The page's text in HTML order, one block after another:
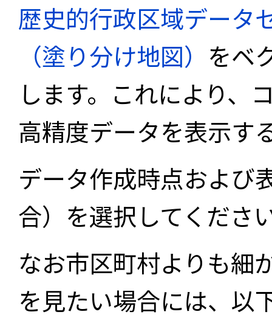
歴史的行政区域データ
（塗り分け地図） をベ
します。これにより、
高精度データを表示す
データ作成時点および
合）を選択してくださ
なお市区町村よりも細
を見たい場合には、以